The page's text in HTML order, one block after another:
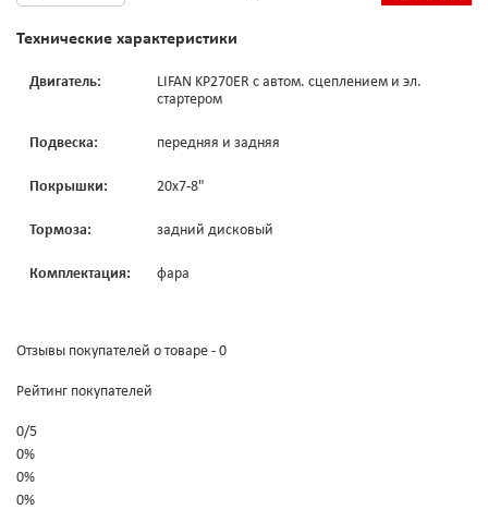
Технические характеристики
Двигатель:
LIFAN KP270ER с автом. сцеплением и эл.
стартером
Подвеска: передняя и задняя
Покрышки: 20х7-8"
Тормоза: задний дисковый
Комплектация: фара
Отзывы покупателей о товаре - 0
Рейтинг покупателей
0/5
0%
0%
0%